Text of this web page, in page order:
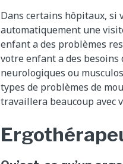
Dans certains hôpitaux, si
automatiquement une
enfant a des problèmes
votre enfant a des besoins
neurologiques ou
types de problèmes de
travaillera beaucoup avec